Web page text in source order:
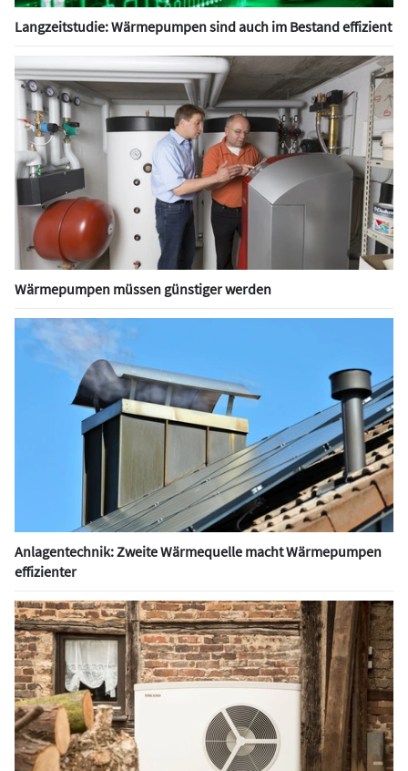
Langzeitstudie: Wärmepumpen sind auch im Bestand effizient
Wärmepumpen müssen günstiger werden
Anlagentechnik: Zweite Wärmequelle macht Wärmepumpen
effizienter